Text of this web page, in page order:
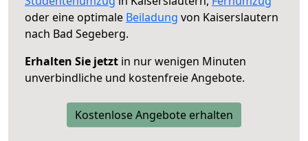
oder eine optimale Beiladung von Kaiserslautern
nach Bad Segeberg.
Erhalten Sie jetzt in nur wenigen Minuten
unverbindliche und kostenfreie Angebote.
Kostenlose Angebote erhalten